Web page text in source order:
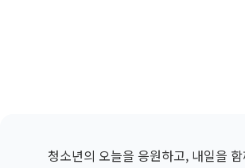
청소년의 오늘을 응원하고, 내일을